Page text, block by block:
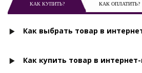
КАК КУПИТЬ? КАК ОПЛАТИТЬ?
Как выбрать товар в
Как купить товар в